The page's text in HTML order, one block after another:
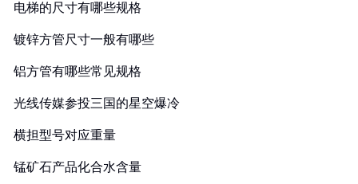
电梯的尺寸有哪些规格
镀锌方管尺寸一般有哪些
铝方管有哪些常见规格
光线传媒参投三国的星空爆冷
横担型号对应重量
锰矿石产品化合水含量